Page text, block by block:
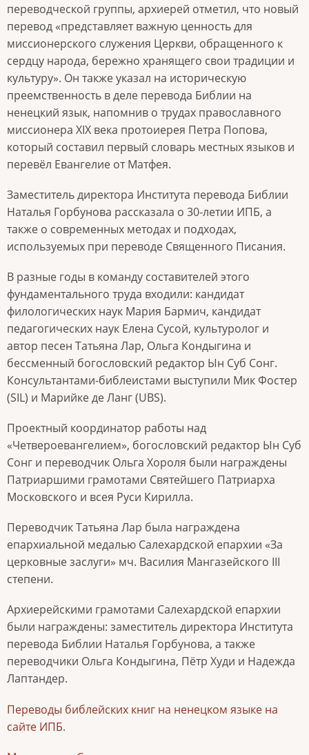
переводческой группы, архиерей отметил, что новый
перевод «представляет важную ценность для
миссионерского служения Церкви, обращенного к
сердцу народа, бережно хранящего свои традиции и
культуру». Он также указал на историческую
преемственность в деле перевода Библии на
ненецкий язык, напомнив о трудах православного
миссионера XIX века протоиерея Петра Попова,
который составил первый словарь местных языков и
перевёл Евангелие от Матфея.
Заместитель директора Института перевода Библии
Наталья Горбунова рассказала о 30-летии ИПБ, а
также о современных методах и подходах,
используемых при переводе Священного Писания.
В разные годы в команду составителей этого
фундаментального труда входили: кандидат
филологических наук Мария Бармич, кандидат
педагогических наук Елена Сусой, культуролог и
автор песен Татьяна Лар, Ольга Кондыгина и
бессменный богословский редактор Ын Суб Сонг.
Консультантами-библеистами выступили Мик Фостер
(SIL) и Марийке де Ланг (UBS).
Проектный координатор работы над
«Четвероевангелием», богословский редактор Ын Суб
Сонг и переводчик Ольга Хороля были награждены
Патриаршими грамотами Святейшего Патриарха
Московского и всея Руси Кирилла.
Переводчик Татьяна Лар была награждена
епархиальной медалью Салехардской епархии «За
церковные заслуги» мч. Василия Мангазейского III
степени.
Архиерейскими грамотами Салехардской епархии
были награждены: заместитель директора Института
перевода Библии Наталья Горбунова, а также
переводчики Ольга Кондыгина, Пётр Худи и Надежда
Лаптандер.
Переводы библейских книг на ненецком языке на
сайте ИПБ.